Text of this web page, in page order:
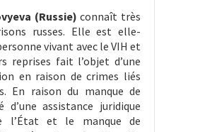
(Russie)connaît très
russes. Elle est elle-
vivant avec le VIH et
reprises fait l’objet d’une
en raison de crimes liés
En raison du manque de
d’une assistance juridique
l’État et le manque de